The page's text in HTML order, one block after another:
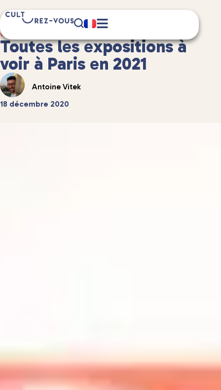
Culture
4 minute(s) de lecture
Toutes les expositions à
voir à Paris en 2021
Antoine Vitek
18 décembre 2020